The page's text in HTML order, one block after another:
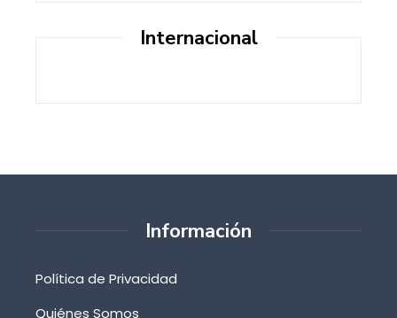
Internacional
Información
Política de Privacidad
Quiénes Somos